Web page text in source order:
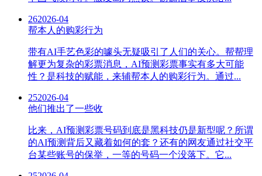
262026-04
帮本人的购彩行为
带有AI手艺色彩的噱头无疑吸引了人们的关心。帮帮理
解更为复杂的彩票消息，AI预测彩票事实有多大可能
性？是科技的赋能，来辅帮本人的购彩行为。通过...
252026-04
他们推出了一些收
比来，AI预测彩票号码到底是黑科技仍是新型呢？所谓
的AI预测背后又藏着如何的套？还有的网友通过社交平
台某些账号的保举，一等的号码一个没落下。它...